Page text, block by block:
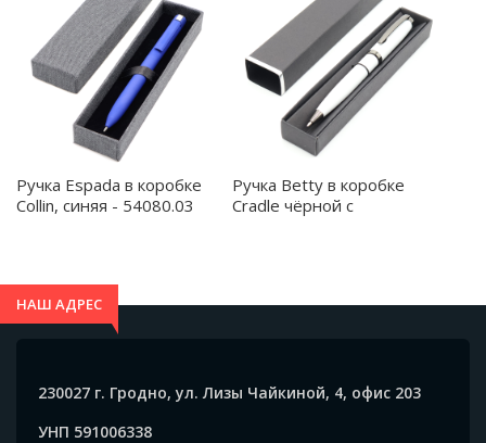
Ручка Espada в коробке
Collin, синяя - 54080.03
Ручка Betty в коробке
Cradle чёрной с
НАШ АДРЕС
230027 г. Гродно, ул. Лизы Чайкиной, 4, офис 203
УНП 591006338